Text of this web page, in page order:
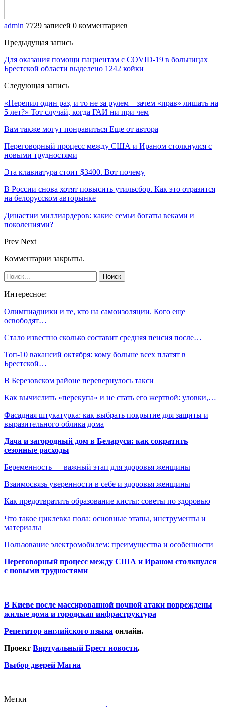
admin 7729 записей 0 комментариев
Предыдущая запись
Для оказания помощи пациентам с COVID-19 в больницах
Брестской области выделено 1242 койки
Следующая запись
«Перепил один раз, и то не за рулем – зачем «прав» лишать на
5 лет?» Тот случай, когда ГАИ ни при чем
Вам также могут понравиться Еще от автора
Переговорный процесс между США и Ираном столкнулся с
новыми трудностями
Эта клавиатура стоит $3400. Вот почему
В России снова хотят повысить утильсбор. Как это отразится
на белорусском авторынке
Династии миллиардеров: какие семьи богаты веками и
поколениями?
Prev Next
Комментарии закрыты.
Интересное:
Олимпиадники и те, кто на самоизоляции. Кого еще
освободят…
Стало известно сколько составит средняя пенсия после…
Топ-10 вакансий октября: кому больше всех платят в
Брестской…
В Березовском районе перевернулось такси
Как вычислить «перекупа» и не стать его жертвой: уловки,…
Фасадная штукатурка: как выбрать покрытие для защиты и
выразительного облика дома
Дача и загородный дом в Беларуси: как сократить
сезонные расходы
Беременность — важный этап для здоровья женщины
Взаимосвязь уверенности в себе и здоровья женщины
Как предотвратить образование кисты: советы по здоровью
Что такое циклевка пола: основные этапы, инструменты и
материалы
Пользование электромобилем: преимущества и особенности
Переговорный процесс между США и Ираном столкнулся
с новыми трудностями
В Киеве после массированной ночной атаки повреждены
жилые дома и городская инфраструктура
Репетитор английского языка онлайн.
Проект Виртуальный Брест новости.
Выбор дверей Магна
Метки